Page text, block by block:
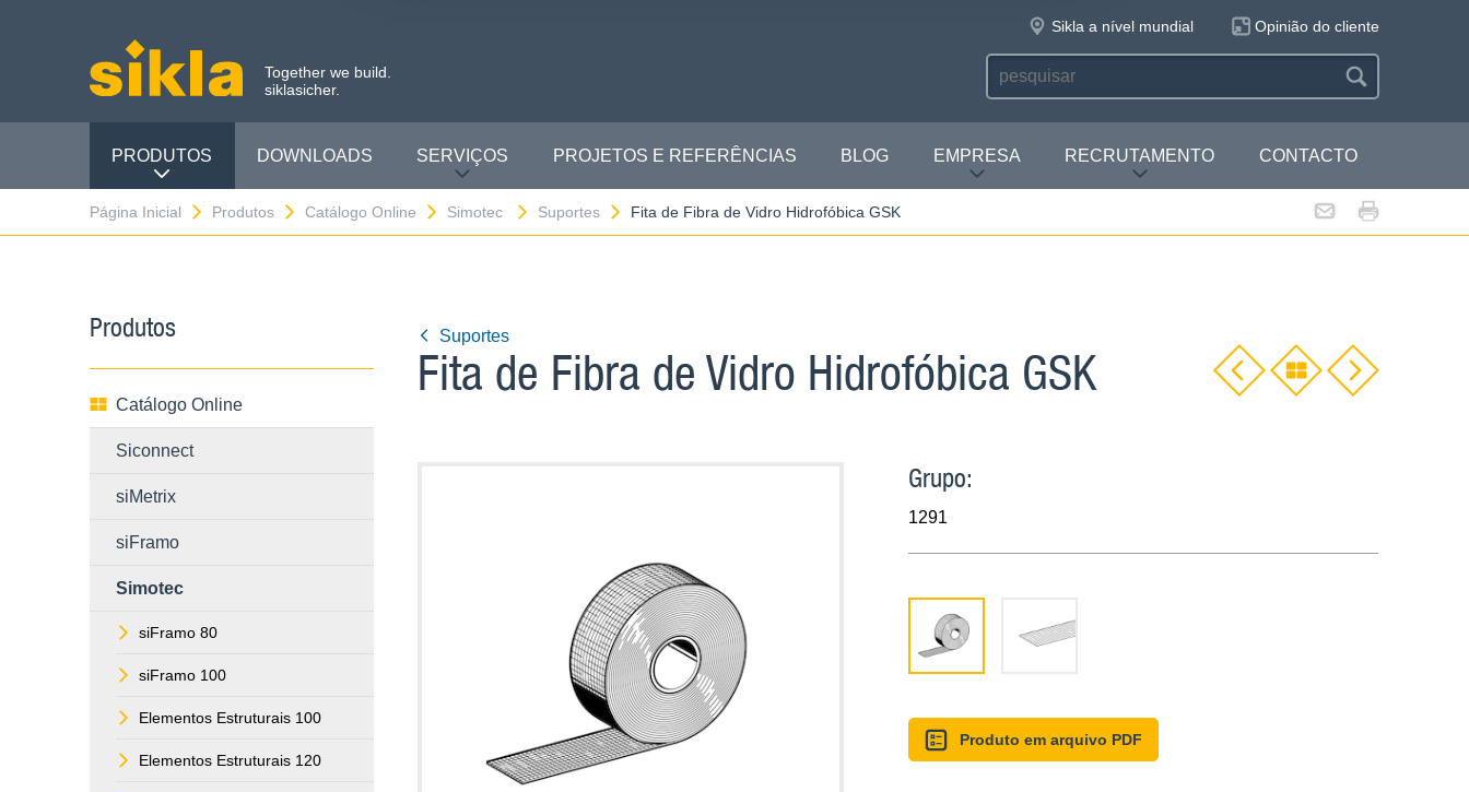
Together we build.
siklasicher.
Sikla a nível mundial Opinião do cliente
PRODUTOS DOWNLOADS SERVIÇOS PROJETOS E REFERÊNCIAS BLOG EMPRESA RECRUTAMENTO CONTACTO
Página Inicial Produtos Catálogo Online Simotec Suportes Fita de Fibra de Vidro Hidrofóbica GSK
Produtos
Catálogo Online
Siconnect
siMetrix
siFramo
Simotec
siFramo 80
siFramo 100
Elementos Estruturais 100
Elementos Estruturais 120
Suportes
Fita de Fibra de Vidro Hidrofóbica GSK
Grupo:
1291
Produto em arquivo PDF